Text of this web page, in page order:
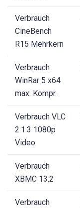
Verbrauch
CineBench
R15 Mehrkern
Verbrauch
WinRar 5 x64
max. Kompr.
Verbrauch VLC
2.1.3 1080p
Video
Verbrauch
XBMC 13.2
Verbrauch